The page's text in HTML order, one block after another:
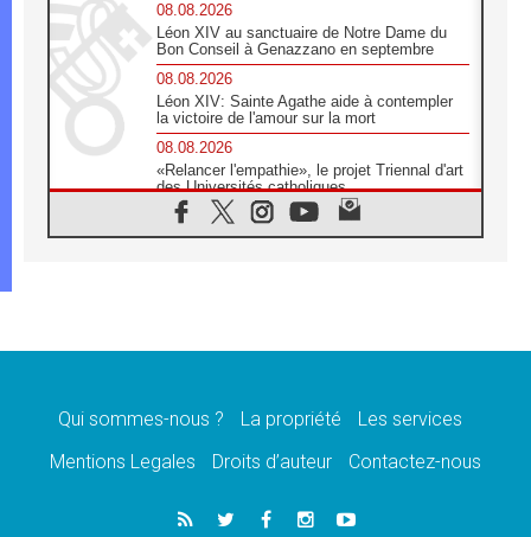
08.08.2026
Léon XIV au sanctuaire de Notre Dame du
Bon Conseil à Genazzano en septembre
08.08.2026
Léon XIV: Sainte Agathe aide à contempler
la victoire de l'amour sur la mort
08.08.2026
«Relancer l'empathie», le projet Triennal d'art
des Universités catholiques
08.08.2026
Signis 2026, donner la parole aux religieuses
07.08.2026
07.08.2026
de l'Assomption et mémoire nationale
«La paix commence par l'empathie» estime
le cardinal Parolin
Qui sommes-nous ? La propriété
Les services
Mentions Legales
Droits d’auteur Contactez-nous